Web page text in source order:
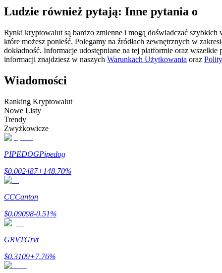
Kontrakty futures wykorzystujące USDC jako zabezpieczenie
Kopiowanie Transakcji
Dołącz do najlepszych traderów
Ludzie również pytają: Inne pytania o
Rynki kryptowalut są bardzo zmienne i mogą doświadczać
które możesz ponieść. Polegamy na źródłach zewnętrznych w
dokładność. Informacje udostępniane na tej platformie oraz
informacji znajdziesz w naszych Warunkach Użytkowania oraz
Wiadomości
Ranking Kryptowalut
Nowe Listy
Trendy
Zwyżkowicze
PIPEDOGPipedog
$0.002487+148.70%
CCCanton
$0.09098-0.51%
GRVTGrvt
$0.3109+7.76%